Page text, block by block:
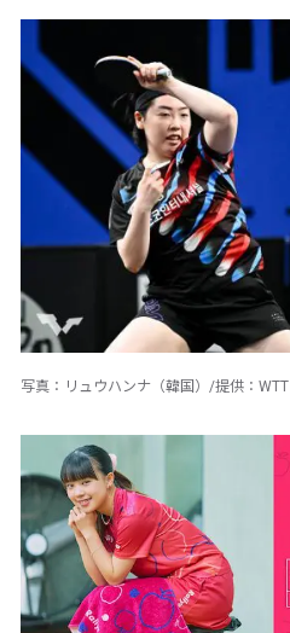
写真：リュウハンナ（韓国）/提供：WTT